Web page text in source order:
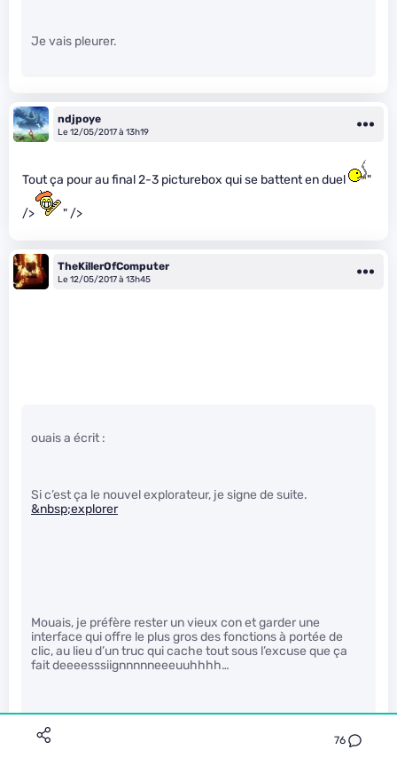
76
Je vais pleurer.
ndjpoye
Le 12/05/2017 à 13h19
Tout ça pour au final 2-3 picturebox qui se battent en duel "
/> " />
TheKillerOfComputer
Le 12/05/2017 à 13h45
ouais a écrit :
Si c’est ça le nouvel explorateur, je signe de suite.
&nbsp;explorer
Mouais, je préfère rester un vieux con et garder une
interface qui offre le plus gros des fonctions à portée de
clic, au lieu d’un truc qui cache tout sous l’excuse que ça
fait deeeesssiignnnnneeeuuhhhh…
Windows ne respectent pas réellement le positionnement